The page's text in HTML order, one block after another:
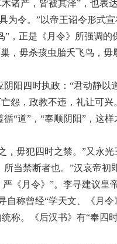
诸产，皆被其泽”，也表
为令。”以帝王诏令形式
，正是《月令》所强调的
，毋杀孩虫胎夭飞鸟，毋
阳四时执政：“君动静以
怨，政教不违，礼让可兴
“道”，“奉顺阴阳”，这样
，毋犯四时之禁。”又永光
所当禁断者也。”汉哀帝初
《月令》”。李寻建议皇
自称曾经“学天文、《月令
称。《后汉书》有“奉四